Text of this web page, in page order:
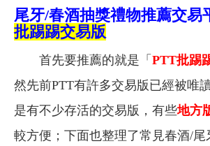
尾牙/春酒抽獎禮物推薦交易
批踢踢交易版
首先要推薦的就是「 PTT批踢
然先前PTT有許多交易版已經被唯
是有不少存活的交易版，有些地方
較方便；下面也整理了常見春酒/尾